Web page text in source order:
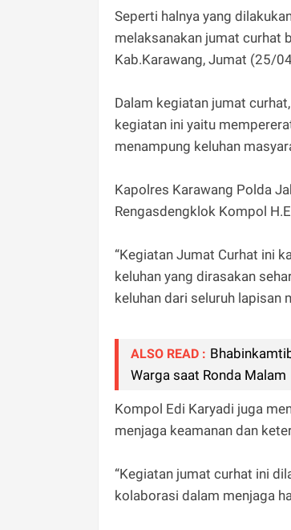
Seperti halnya yang
melaksanakan jumat curhat
Kab.Karawang, Jumat (25/
Dalam kegiatan jumat
kegiatan ini yaitu
menampung keluhan
Kapolres Karawang Polda
Rengasdengklok Kompol
“Kegiatan Jumat Curhat ini
keluhan yang dirasakan
keluhan dari seluruh lapisan
ALSO READ :
Warga saat Ronda Malam
Kompol Edi Karyadi juga
menjaga keamanan dan
“Kegiatan jumat curhat ini
kolaborasi dalam menjaga